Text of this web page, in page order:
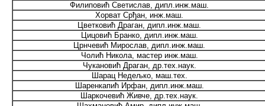
Филиповић Светислав, дипл.инж.маш.
Хорват Срђан, инж.маш.
Цветковић Драган, дипл.инж.маш.
Цицовић Бранко, дипл.инж.маш.
Црнчевић Мирослав, дипл.инж.маш.
Чолић Никола, мастер инж.маш.
Чукановић Драган, др.тех.наук.
Шарац Недељко, маш.тех.
Шаренкапић Ирфан, дипл.инж.маш.
Шаркочевић Живче, др.тех.наук.